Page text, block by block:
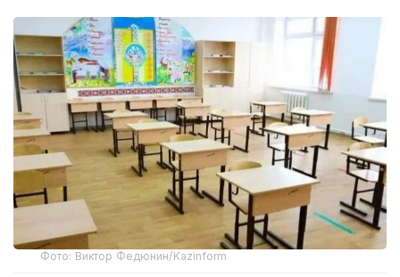
Фото: Виктор Федюнин/Kazinform